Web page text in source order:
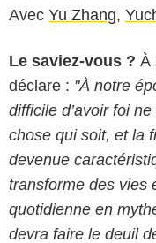
Avec Yu Zhang,
Le saviez-vous ? À
déclare : "À notre
difficile d’avoir foi
chose qui soit, et la
devenue
transforme des vies
quotidienne en
devra faire le deuil